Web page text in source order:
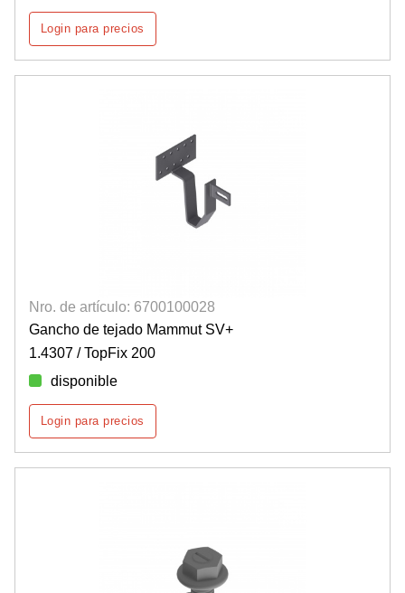
Login para precios
Nro. de artículo: 6700100028
Gancho de tejado Mammut SV+
1.4307 / TopFix 200
disponible
Login para precios